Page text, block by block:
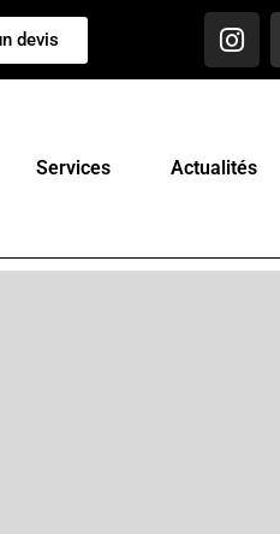
devis
Services Actualités